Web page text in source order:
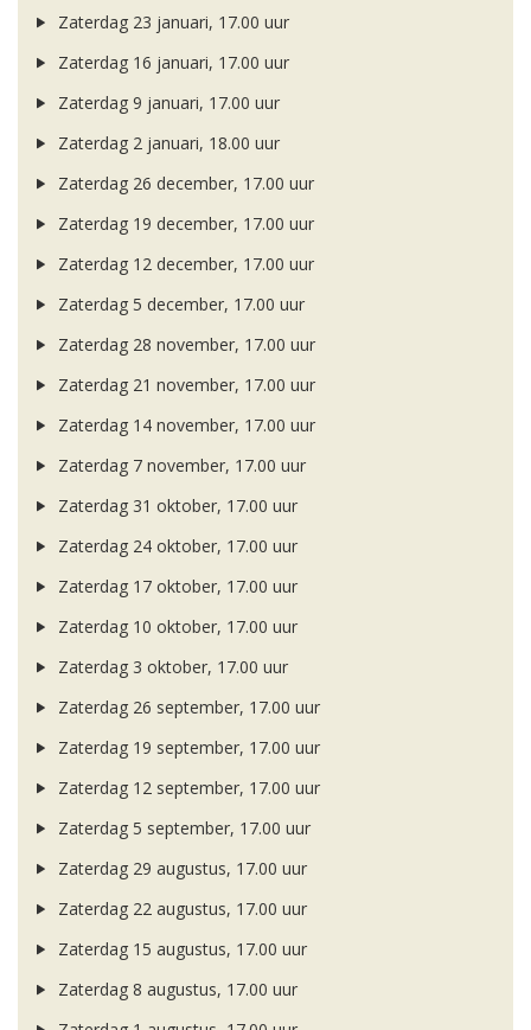
Zaterdag 23 januari, 17.00 uur
Zaterdag 16 januari, 17.00 uur
Zaterdag 9 januari, 17.00 uur
Zaterdag 2 januari, 18.00 uur
Zaterdag 26 december, 17.00 uur
Zaterdag 19 december, 17.00 uur
Zaterdag 12 december, 17.00 uur
Zaterdag 5 december, 17.00 uur
Zaterdag 28 november, 17.00 uur
Zaterdag 21 november, 17.00 uur
Zaterdag 14 november, 17.00 uur
Zaterdag 7 november, 17.00 uur
Zaterdag 31 oktober, 17.00 uur
Zaterdag 24 oktober, 17.00 uur
Zaterdag 17 oktober, 17.00 uur
Zaterdag 10 oktober, 17.00 uur
Zaterdag 3 oktober, 17.00 uur
Zaterdag 26 september, 17.00 uur
Zaterdag 19 september, 17.00 uur
Zaterdag 12 september, 17.00 uur
Zaterdag 5 september, 17.00 uur
Zaterdag 29 augustus, 17.00 uur
Zaterdag 22 augustus, 17.00 uur
Zaterdag 15 augustus, 17.00 uur
Zaterdag 8 augustus, 17.00 uur